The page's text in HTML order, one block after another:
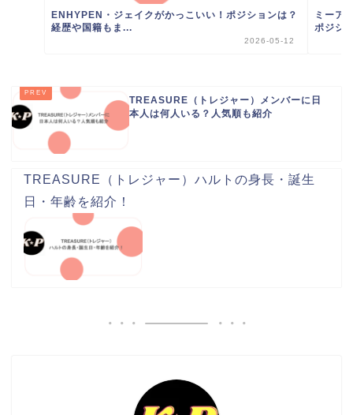
ENHYPEN・ジェイクがかっこいい！ポジションは？
経歴や国籍もま...
2026-05-12
ミーア
ポジシ
TREASURE（トレジャー）メンバーに日
本人は何人いる？人気順も紹介
TREASURE（トレジャー）ハルトの身長・誕生
日・年齢を紹介！